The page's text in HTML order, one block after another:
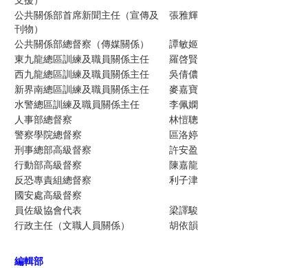
公共關係部首席新聞主任（宣傳及
刊物）
張雅輝
公共關係部總督察（傳媒關係）
譚敏姬
東九龍總區訓練及職員關係主任
羅啓賢
西九龍總區訓練及職員關係主任
吳倩儂
新界南總區訓練及職員關係主任
麥嘉寶
水警總區訓練及職員關係主任
李佩嫻
人事部總督察
林愷聰
警察學院總督察
區洛婷
刑事總部高級督察
許安盈
行動部高級督察
陳嘉龍
反恐專責組總督察
利子津
國安處高級督察
員佐級協會代表
梁譯駿
行政主任（文職人員關係）
胡依韻
編輯部